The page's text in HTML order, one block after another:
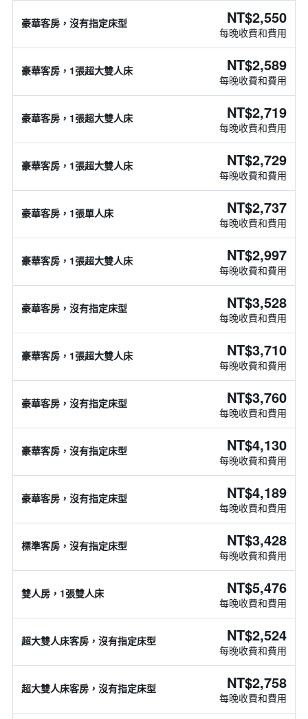
豪華客房，沒有指定床型 NT$2,550
每晚收費和費用
豪華客房，1張超大雙人床 NT$2,589
每晚收費和費用
豪華客房，1張超大雙人床 NT$2,719
每晚收費和費用
豪華客房，1張超大雙人床 NT$2,729
每晚收費和費用
豪華客房，1張單人床 NT$2,737
每晚收費和費用
豪華客房，1張超大雙人床 NT$2,997
每晚收費和費用
豪華客房，沒有指定床型 NT$3,528
每晚收費和費用
豪華客房，1張超大雙人床 NT$3,710
每晚收費和費用
豪華客房，沒有指定床型 NT$3,760
每晚收費和費用
豪華客房，沒有指定床型 NT$4,130
每晚收費和費用
豪華客房，沒有指定床型 NT$4,189
每晚收費和費用
標準客房，沒有指定床型 NT$3,428
每晚收費和費用
雙人房，1張雙人床 NT$5,476
每晚收費和費用
超大雙人床客房，沒有指定床型 NT$2,524
每晚收費和費用
超大雙人床客房，沒有指定床型 NT$2,758
每晚收費和費用